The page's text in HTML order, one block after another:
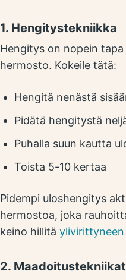
1. Hengitystekniikka
Hengitys on nopein
hermosto. Kokeile tätä:
Hengitä nenästä
Pidätä hengitystä
Puhalla suun kautta
Toista 5-10 kertaa
Pidempi uloshengitys
hermostoa, joka
keino hillitä
2. Maadoitustekniikat